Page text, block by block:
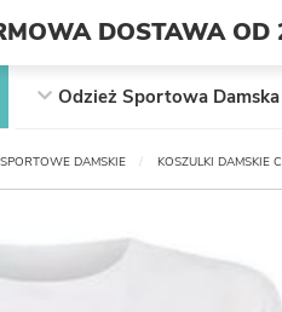
DOSTAWA OD
Odzież Sportowa Damska
DAMSKIE KOSZULKI DAMSKIE